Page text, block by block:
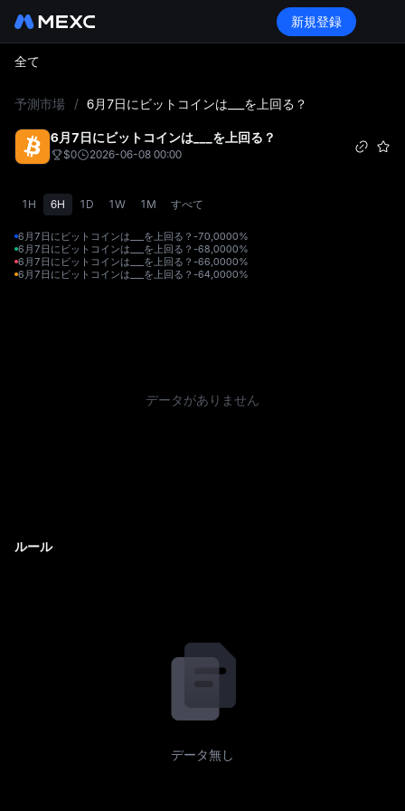
新規登録
全て
予測市場 / 6月7日にビットコインは___を上回る？
6月7日にビットコインは___を上回る？
$0 2026-06-08 00:00
1H 6H 1D 1W 1M すべて
6月7日にビットコインは___を上回る？-70,0000%
6月7日にビットコインは___を上回る？-68,0000%
6月7日にビットコインは___を上回る？-66,0000%
6月7日にビットコインは___を上回る？-64,0000%
データがありません
ルール
データ無し